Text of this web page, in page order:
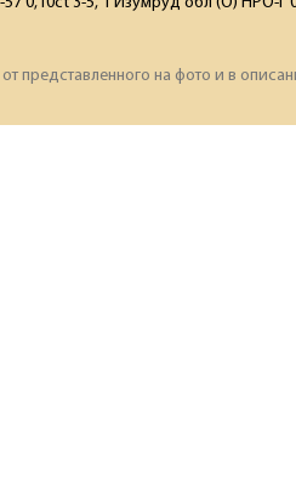
представленного на фото и в